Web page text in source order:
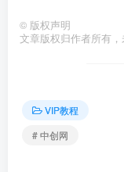
© 版权声明
文章版权归作者所有，
VIP教程
# 中创网